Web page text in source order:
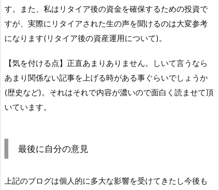
す。また、私はリタイア後の資金を確保するための投資で
すが、実際にリタイアされた生の声を聞けるのは大変参考
になります(リタイア後の資産運用について)。
【気を付ける点】正直あまりありません。しいて言うなら
あまり関係ない記事を上げる時がある事ぐらいでしょうか
(歴史など)。それはそれで内容が濃いので面白く読ませて頂
いています。
最後に自分の意見
上記のブログは個人的に多大な影響を受けてきたし今後も